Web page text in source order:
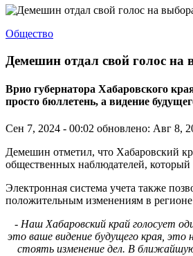
Общество
Демешин отдал свой голос
Врио губернатора Хабаровского
просто бюллетень, а видение
Сен 7, 2024 - 00:02 обновлено: Авг 8,
Демешин отметил, что Хабаровский
общественных наблюдателей, который
Электронная система учета также
положительным изменениям в
- Наш Хабаровский край голосует
это ваше видение будущего края,
стоять изменение дел. В